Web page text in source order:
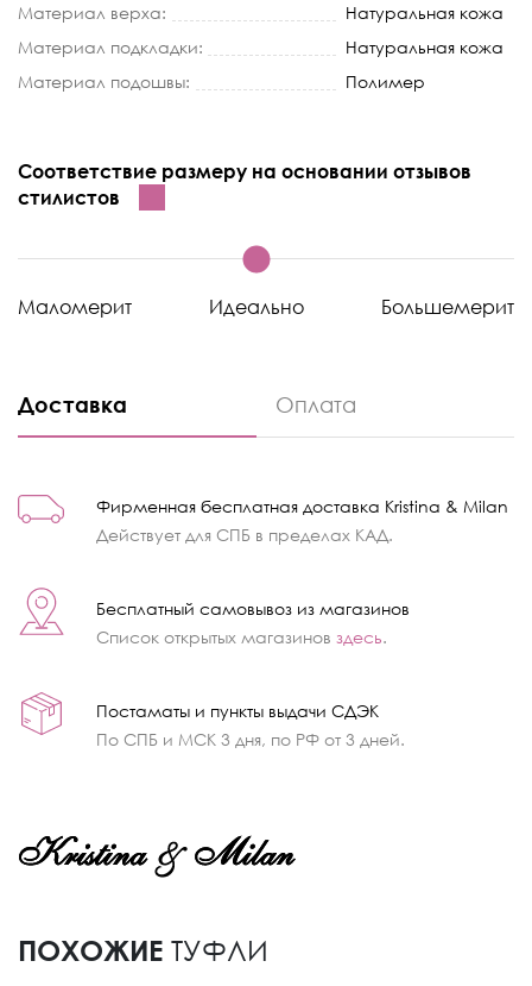
Материал верха:
Натуральная кожа
Материал подкладки:
Натуральная кожа
Материал подошвы:
Полимер
Соответствие размеру на основании отзывов
стилистов
Маломерит Идеально Большемерит
Доставка Оплата
Фирменная бесплатная доставка Kristina & Milan
Действует для СПБ в пределах КАД.
Бесплатный самовывоз из магазинов
Список открытых магазинов здесь.
Постаматы и пункты выдачи СДЭК
По СПБ и МСК 3 дня, по РФ от 3 дней.
ПОХОЖИЕ ТУФЛИ